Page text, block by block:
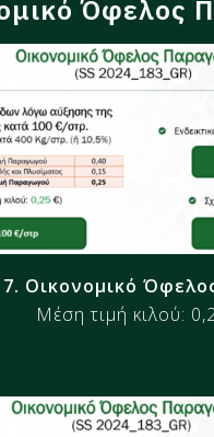
Όφελος
7. Οικονομικό
Μέση τιμή κιλού: